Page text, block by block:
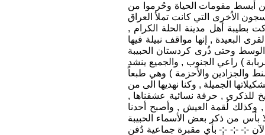
من أبسط مقومات الحياة وحُرموا من
الاُخرى التي كانت تملأ العراق
بطيبة أهل مدينة الحلة الكرام ,
البعيدة , إنها مواقف نبيلة فيها
وحتى ذُرى كردستان الحبيبة
) راعي الجنوب , والجميع ينشد
والجزادين والأحزمة ) وهي طبعاً
الجميلة , وكنا نهديها الى من
للذكرى , حرفة نسائية عشقناها ,
, وكذلك لُقمة العيش , وأصبح أحدنا
بأس من ذكر بعض الأسماء الحبيبة
-;- -;- -;- بأي مقبرة جماعية دُفن